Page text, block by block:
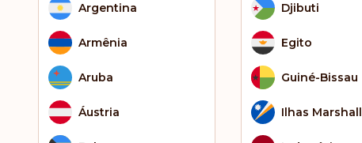
Argentina
Armênia
Aruba
Áustria
Djibuti
Egito
Guiné-Bissau
Ilhas Marshall